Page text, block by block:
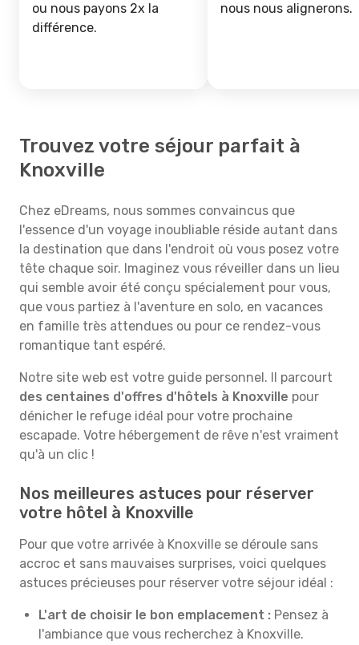
ou nous payons 2x la
différence.
nous nous alignerons.
Trouvez votre séjour parfait à
Knoxville
Chez eDreams, nous sommes convaincus que
l'essence d'un voyage inoubliable réside autant dans
la destination que dans l'endroit où vous posez votre
tête chaque soir. Imaginez vous réveiller dans un lieu
qui semble avoir été conçu spécialement pour vous,
que vous partiez à l'aventure en solo, en vacances
en famille très attendues ou pour ce rendez-vous
romantique tant espéré.
Notre site web est votre guide personnel. Il parcourt
des centaines d'offres d'hôtels à Knoxville pour
dénicher le refuge idéal pour votre prochaine
escapade. Votre hébergement de rêve n'est vraiment
qu'à un clic !
Nos meilleures astuces pour réserver
votre hôtel à Knoxville
Pour que votre arrivée à Knoxville se déroule sans
accroc et sans mauvaises surprises, voici quelques
astuces précieuses pour réserver votre séjour idéal :
L'art de choisir le bon emplacement : Pensez à
l'ambiance que vous recherchez à Knoxville.